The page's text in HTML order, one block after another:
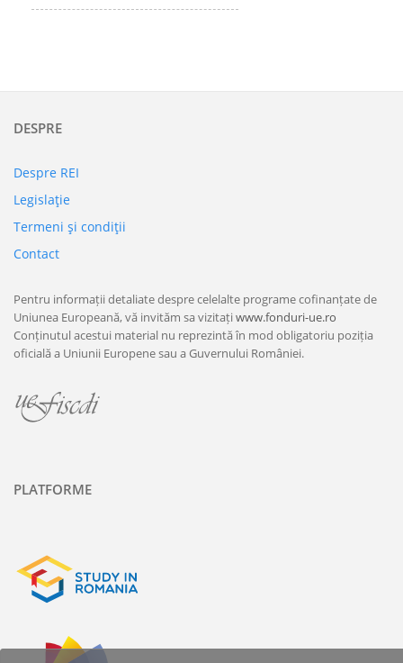
DESPRE
Despre REI
Legislaţie
Termeni şi condiţii
Contact
Pentru informații detaliate despre celelalte programe cofinanțate de
Uniunea Europeană, vă invităm sa vizitațiwww.fonduri-ue.ro
Conținutul acestui material nu reprezintă în mod obligatoriu poziția
oficială a Uniunii Europene sau a Guvernului României.
PLATFORME